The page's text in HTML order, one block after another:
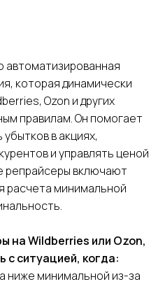
персональных данных
автоматизированная
которая динамически
Ozon и других
правилам. Он помогает
в акциях,
и управлять ценой
репрайсеры включают
расчета минимальной
на Wildberries или Ozon,
с ситуацией, когда:
ниже минимальной из-за